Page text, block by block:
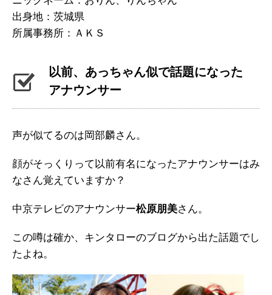
出身地：茨城県
所属事務所：ＡＫＳ
以前、あっちゃん似で話題になった
アナウンサー
声が似てるのは岡部麟さん。
顔がそっくりって以前有名になったアナウンサーはみ
なさん覚えていますか？
中京テレビのアナウンサー松原朋美さん。
この噂は確か、キンタローのブログから出た話題でし
たよね。